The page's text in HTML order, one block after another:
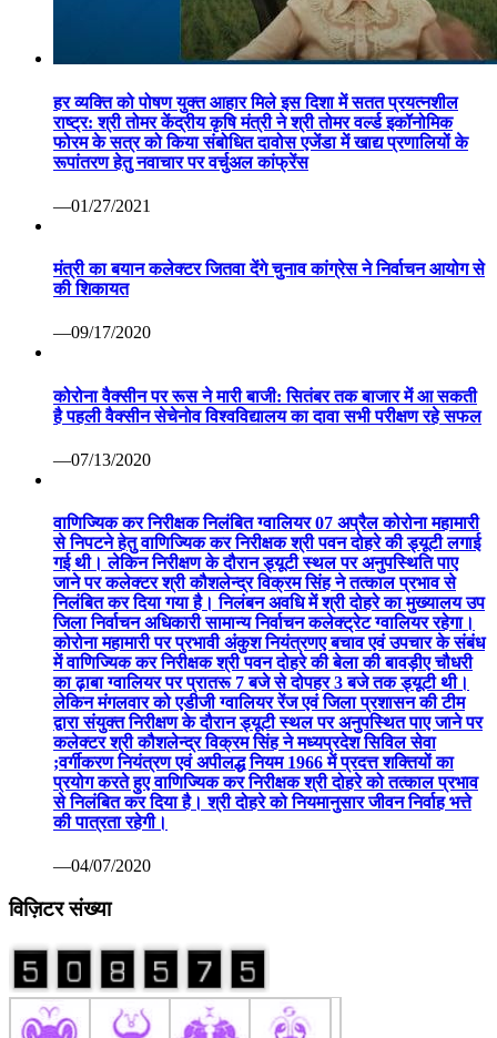
हर व्यक्ति को पोषण युक्त आहार मिले इस दिशा में सतत प्रयत्नशील
राष्ट्र: श्री तोमर केंद्रीय कृषि मंत्री ने श्री तोमर वर्ल्ड इकॉनोमिक
फोरम के सत्र को किया संबोधित दावोस एजेंडा में खाद्य प्रणालियों के
रूपांतरण हेतु नवाचार पर वर्चुअल कांफ्रेंस
—01/27/2021
मंत्री का बयान कलेक्टर जितवा देंगे चुनाव कांग्रेस ने निर्वाचन आयोग से
की शिकायत
—09/17/2020
कोरोना वैक्सीन पर रूस ने मारी बाजी: सितंबर तक बाजार में आ सकती
है पहली वैक्सीन सेचेनोव विश्वविद्यालय का दावा सभी परीक्षण रहे सफल
—07/13/2020
वाणिज्यिक कर निरीक्षक निलंबित ग्वालियर 07 अप्रैल कोरोना महामारी
से निपटने हेतु वाणिज्यिक कर निरीक्षक श्री पवन दोहरे की ड्यूटी लगाई
गई थी। लेकिन निरीक्षण के दौरान ड्यूटी स्थल पर अनुपस्थिति पाए
जाने पर कलेक्टर श्री कौशलेन्द्र विक्रम सिंह ने तत्काल प्रभाव से
निलंबित कर दिया गया है। निलंबन अवधि में श्री दोहरे का मुख्यालय उप
जिला निर्वाचन अधिकारी सामान्य निर्वाचन कलेक्ट्रेट ग्वालियर रहेगा।
कोरोना महामारी पर प्रभावी अंकुश नियंत्रणए बचाव एवं उपचार के संबंध
में वाणिज्यिक कर निरीक्षक श्री पवन दोहरे की बेला की बावड़ीए चौधरी
का ढ़ाबा ग्वालियर पर प्रातरू 7 बजे से दोपहर 3 बजे तक ड्यूटी थी।
लेकिन मंगलवार को एडीजी ग्वालियर रेंज एवं जिला प्रशासन की टीम
द्वारा संयुक्त निरीक्षण के दौरान ड्यूटी स्थल पर अनुपस्थित पाए जाने पर
कलेक्टर श्री कौशलेन्द्र विक्रम सिंह ने मध्यप्रदेश सिविल सेवा
;वर्गीकरण नियंत्रण एवं अपीलद्ध नियम 1966 में प्रदत्त शक्तियों का
प्रयोग करते हुए वाणिज्यिक कर निरीक्षक श्री दोहरे को तत्काल प्रभाव
से निलंबित कर दिया है। श्री दोहरे को नियमानुसार जीवन निर्वाह भत्ते
की पात्रता रहेगी।
—04/07/2020
विज़िटर संख्या